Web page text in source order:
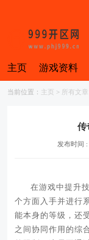
主页 游戏资料
当前位置： 主页 > 所有文章
传
发布时间 :
在游戏中提升
个方面入手并进行
能本身的等级，还
之间协同作用的综